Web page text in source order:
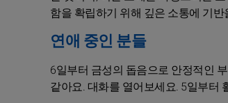
함을 확립하기 위해 깊은 소통에 기
연애 중인 분들
6일부터 금성의 돕음으로 안정적인
같아요. 대화를 열어보세요. 5일부터